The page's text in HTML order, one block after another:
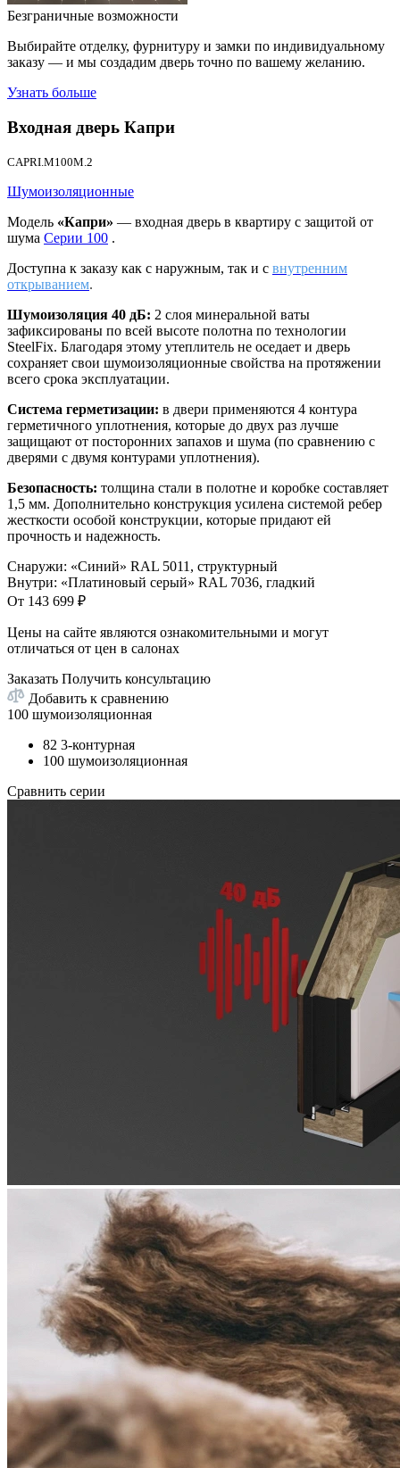
Безграничные возможности
Выбирайте отделку, фурнитуру и замки по индивидуальному
заказу — и мы создадим дверь точно по вашему желанию.
Узнать больше
Входная дверь Капри
CAPRI.M100M.2
Шумоизоляционные
Модель «Капри» — входная дверь в квартиру с защитой от
шума Серии 100 .
Доступна к заказу как с наружным, так и с внутренним
открыванием.
Шумоизоляция 40 дБ: 2 слоя минеральной ваты
зафиксированы по всей высоте полотна по технологии
SteelFix. Благодаря этому утеплитель не оседает и дверь
сохраняет свои шумоизоляционные свойства на протяжении
всего срока эксплуатации.
Система герметизации: в двери применяются 4 контура
герметичного уплотнения, которые до двух раз лучше
защищают от посторонних запахов и шума (по сравнению с
дверями с двумя контурами уплотнения).
Безопасность: толщина стали в полотне и коробке составляет
1,5 мм. Дополнительно конструкция усилена системой ребер
жесткости особой конструкции, которые придают ей
прочность и надежность.
Снаружи: «Синий» RAL 5011, структурный
Внутри: «Платиновый серый» RAL 7036, гладкий
От 143 699 ₽
Цены на сайте являются ознакомительными и могут
отличаться от цен в салонах
Заказать Получить консультацию
Добавить к сравнению
100 шумоизоляционная
82 3-контурная
100 шумоизоляционная
Сравнить серии